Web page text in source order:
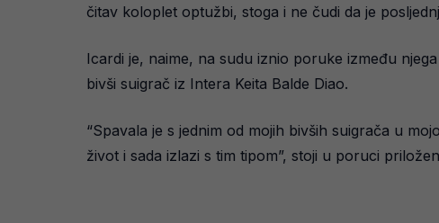
čitav koloplet optužbi, stoga i ne čudi da je
Icardi je, naime, na sudu iznio poruke između
bivši suigrač iz Intera Keita Balde Diao.
“Spavala je s jednim od mojih bivših suigrača u
život i sada izlazi s tim tipom”, stoji u poruci